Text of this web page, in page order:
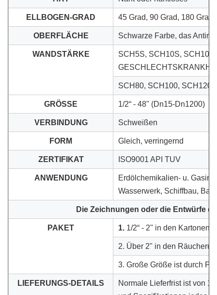
ELLBOGEN-GRAD 45 Grad, 90 Grad, 180 Grad
OBERFLÄCHE Schwarze Farbe, das
WANDSTÄRKE
SCH5S, SCH10S, SCH10,
SCH80, SCH100, SCH120,
GRÖSSE 1/2“ - 48" (Dn15-Dn1200)
VERBINDUNG Schweißen
FORM Gleich, verringernd
ZERTIFIKAT ISO9001 API TUV
ANWENDUNG
Erdölchemikalien- u.
Wasserwerk, Schiffbau, Bau
Die Zeichnungen oder die Entwürfe
PAKET 1. 1/2“ - 2" in den Kartonen.
2. Über 2" in den
3. Große Größe ist durch
LIEFERUNGS-DETAILS
Normale Lieferfrist ist von